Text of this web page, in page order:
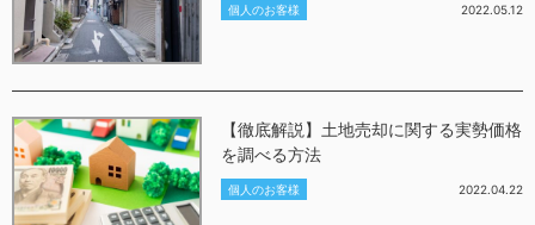
個人のお客様 2022.05.12
【徹底解説】土地売却に関する実勢価格
を調べる方法
個人のお客様 2022.04.22